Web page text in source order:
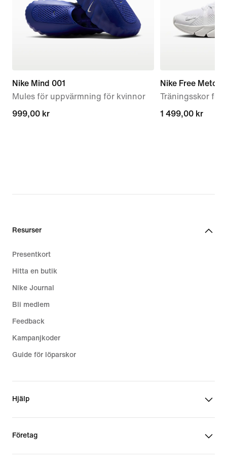
Nike Mind 001
Mules för uppvärmning för kvinnor
999,00 kr
999,00 kr
Nike Free
Träningsskor för
1 499,00 kr
1 499,00 kr
Resurser
Presentkort
Hitta en butik
Nike Journal
Bli medlem
Feedback
Kampanjkoder
Guide för löparskor
Hjälp
Företag